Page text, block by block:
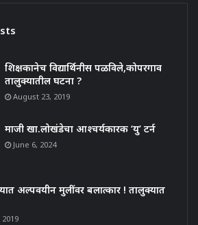
शिक्षकानेच विद्यार्थिनीस पळविले,कोपरगाव
तालुक्यातील घटना ?
August 23, 2019
माजी खा.लोखंडेचा आश्चर्यकारक ‘यु’ टर्न
June 6, 2024
अल्पवयीन मुलींवर बलात्कार ! तालुक्यात